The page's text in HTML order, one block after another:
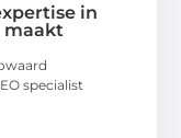
in
maakt
specialist